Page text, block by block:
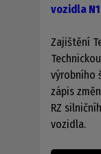
vozidla
Zajištění
výrobního
zápis
RZ
vozidla.